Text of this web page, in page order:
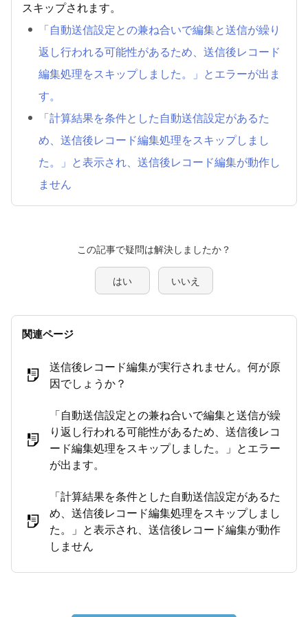
スキップされます。
「自動送信設定との兼ね合いで編集と送信が繰り
返し行われる可能性があるため、送信後レコード
編集処理をスキップしました。」とエラーが出ま
す。
「計算結果を条件とした自動送信設定があるた
め、送信後レコード編集処理をスキップしまし
た。」と表示され、送信後レコード編集が動作し
ません
この記事で疑問は解決しましたか？
はい いいえ
関連ページ
送信後レコード編集が実行されません。何が原
因でしょうか？
「自動送信設定との兼ね合いで編集と送信が繰
り返し行われる可能性があるため、送信後レコ
ード編集処理をスキップしました。」とエラー
が出ます。
「計算結果を条件とした自動送信設定があるた
め、送信後レコード編集処理をスキップしまし
た。」と表示され、送信後レコード編集が動作
しません